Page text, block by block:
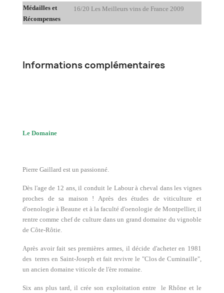
Médailles et
Récompenses
16/20 Les Meilleurs vins de France 2009
Informations complémentaires
Le Domaine
Pierre Gaillard est un passionné.
Dès l'age de 12 ans, il conduit le Labour à cheval dans les vignes
proches de sa maison ! Après des études de viticulture et
d'oenologie à Beaune et à la faculté d'oenologie de Montpellier, il
rentre comme chef de culture dans un grand domaine du vignoble
de Côte-Rôtie.
Après avoir fait ses premières armes, il décide d'acheter en 1981
des terres en Saint-Joseph et fait revivre le "Clos de Cuminaille",
un ancien domaine viticole de l'ère romaine.
Six ans plus tard, il crée son exploitation entre le Rhône et le